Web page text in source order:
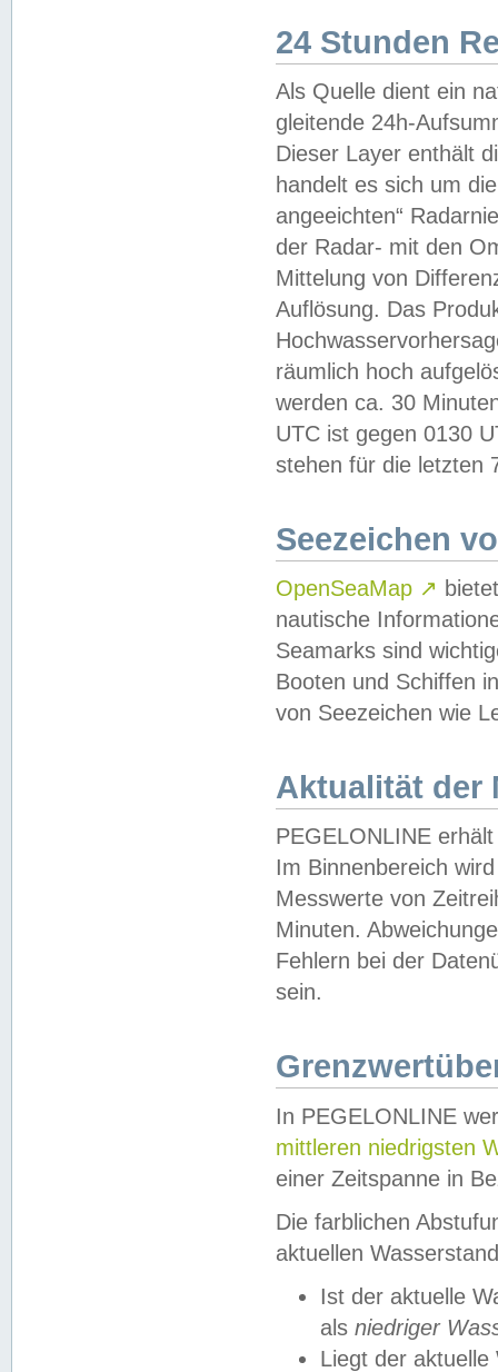
24 Stunden
Als Quelle dient ein
gleitende 24h-
Dieser Layer enthält
handelt es sich um
angeeichten“
der Radar- mit den
Mittelung von
Auflösung. Das
räumlich hoch
werden ca. 30
UTC ist gegen 0130
stehen für die letzten
Seezeichen
OpenSeaMap ↗
nautische
Seamarks sind
Booten und Schiffen
von Seezeichen wie
Aktualität der
PEGELONLINE
Im Binnenbereich
Messwerte von
Minuten.
Fehlern bei der
sein.
In PEGELONLINE
mittleren niedrigsten
einer Zeitspanne in
Die farblichen
aktuellen
Ist der aktuelle
als niedriger
Liegt der